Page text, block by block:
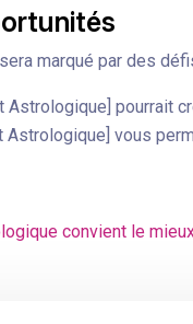
marqué par des
Astrologique] pourrait
Astrologique] vous
convient le